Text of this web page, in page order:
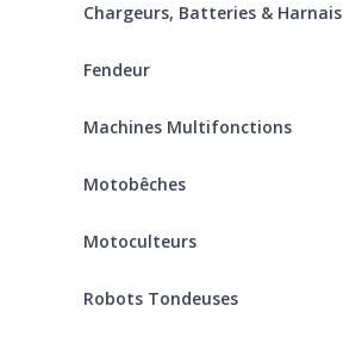
Chargeurs, Batteries & Harnais
Fendeur
Machines Multifonctions
Motobêches
Motoculteurs
Robots Tondeuses